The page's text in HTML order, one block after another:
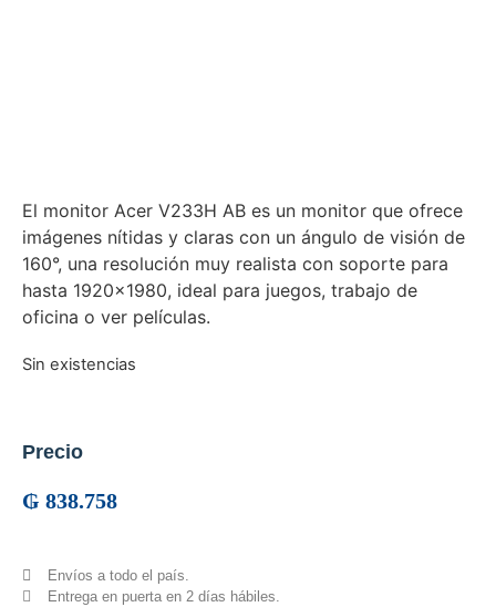
El monitor Acer V233H AB es un monitor que ofrece
imágenes nítidas y claras con un ángulo de visión de
160°, una resolución muy realista con soporte para
hasta 1920×1980, ideal para juegos, trabajo de
oficina o ver películas.
Sin existencias
Precio
₲ 838.758
Envíos a todo el país.
Entrega en puerta en 2 días hábiles.